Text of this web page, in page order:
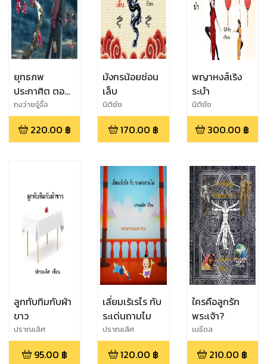
ยุทธภพ
ประกาศิต ตอน
กลิ่นดอกเหมย
โชยกรุ่น ยาม
พิรุณร่วง
ถงว่ายจู๋จื่อ
220.00 ฿
มังกรน้อยซ่อน
เล็บ
นิติชัช
170.00 ฿
พญาหงส์เริง
ระบำ
นิติชัช
300.00 ฿
ลูกทับทิมกับผ้า
ขาว
ปราณเลิศ
95.00 ฿
เลี่ยมเร้เรไร กับ
ระเด่นถามไม
ปราณเลิศ
120.00 ฿
ใครคือลูกรัก
พระเจ้า?
เมธีดล
210.00 ฿